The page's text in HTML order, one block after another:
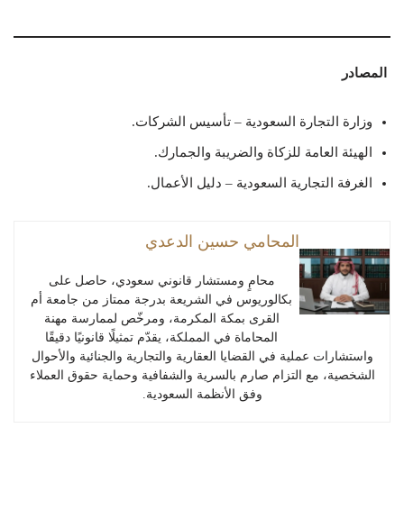
المصادر
وزارة التجارة السعودية – تأسيس الشركات.
الهيئة العامة للزكاة والضريبة والجمارك.
الغرفة التجارية السعودية – دليل الأعمال.
المحامي حسين الدعدي
محامٍ ومستشار قانوني سعودي، حاصل على
بكالوريوس في الشريعة بدرجة ممتاز من جامعة أم
القرى بمكة المكرمة، ومرخّص لممارسة مهنة
المحاماة في المملكة، يقدّم تمثيلًا قانونيًا دقيقًا
واستشارات عملية في القضايا العقارية والتجارية والجنائية والأحوال
الشخصية، مع التزام صارم بالسرية والشفافية وحماية حقوق العملاء
وفق الأنظمة السعودية.